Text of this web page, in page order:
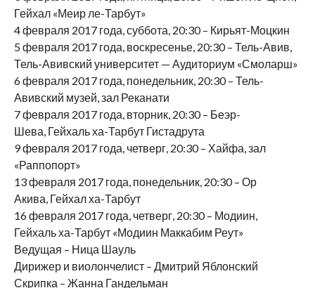
Гейхал «Меир ле-Тарбут»
4 февраля 2017 года, суббота, 20:30 – Кирьят-Моцкин
5 февраля 2017 года, воскресенье, 20:30 – Тель-Авив,
Тель-Авивский университет — Аудиториум «Смоларш»
6 февраля 2017 года, понедельник, 20:30 – Тель-
Авивский музей, зал Реканати
7 февраля 2017 года, вторник, 20:30 – Беэр-
Шева, Гейхаль ха-Тарбут Гистадрута
9 февраля 2017 года, четверг, 20:30 – Хайфа, зал
«Раппопорт»
13 февраля 2017 года, понедельник, 20:30 – Ор
Акива, Гейхал ха-Тарбут
16 февраля 2017 года, четверг, 20:30 – Модиин,
Гейхаль ха-Тарбут «Модиин Маккабим Реут»
Ведущая – Ница Шауль
Дирижер и виолончелист – Дмитрий Яблонский
Скрипка – Жанна Гандельман